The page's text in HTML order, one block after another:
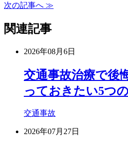
次の記事へ ≫
関連記事
2026年08月6日
交通事故治療で後
っておきたい5つ
交通事故
2026年07月27日